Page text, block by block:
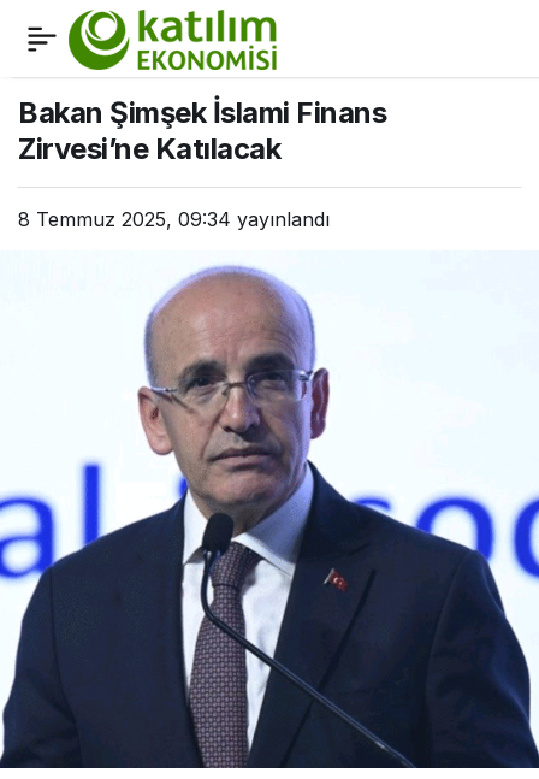
Bakan Şimşek İslami Finans
Zirvesi’ne Katılacak
8 Temmuz 2025, 09:34 yayınlandı
Katılım bankalarının yeni
başkanı Akben